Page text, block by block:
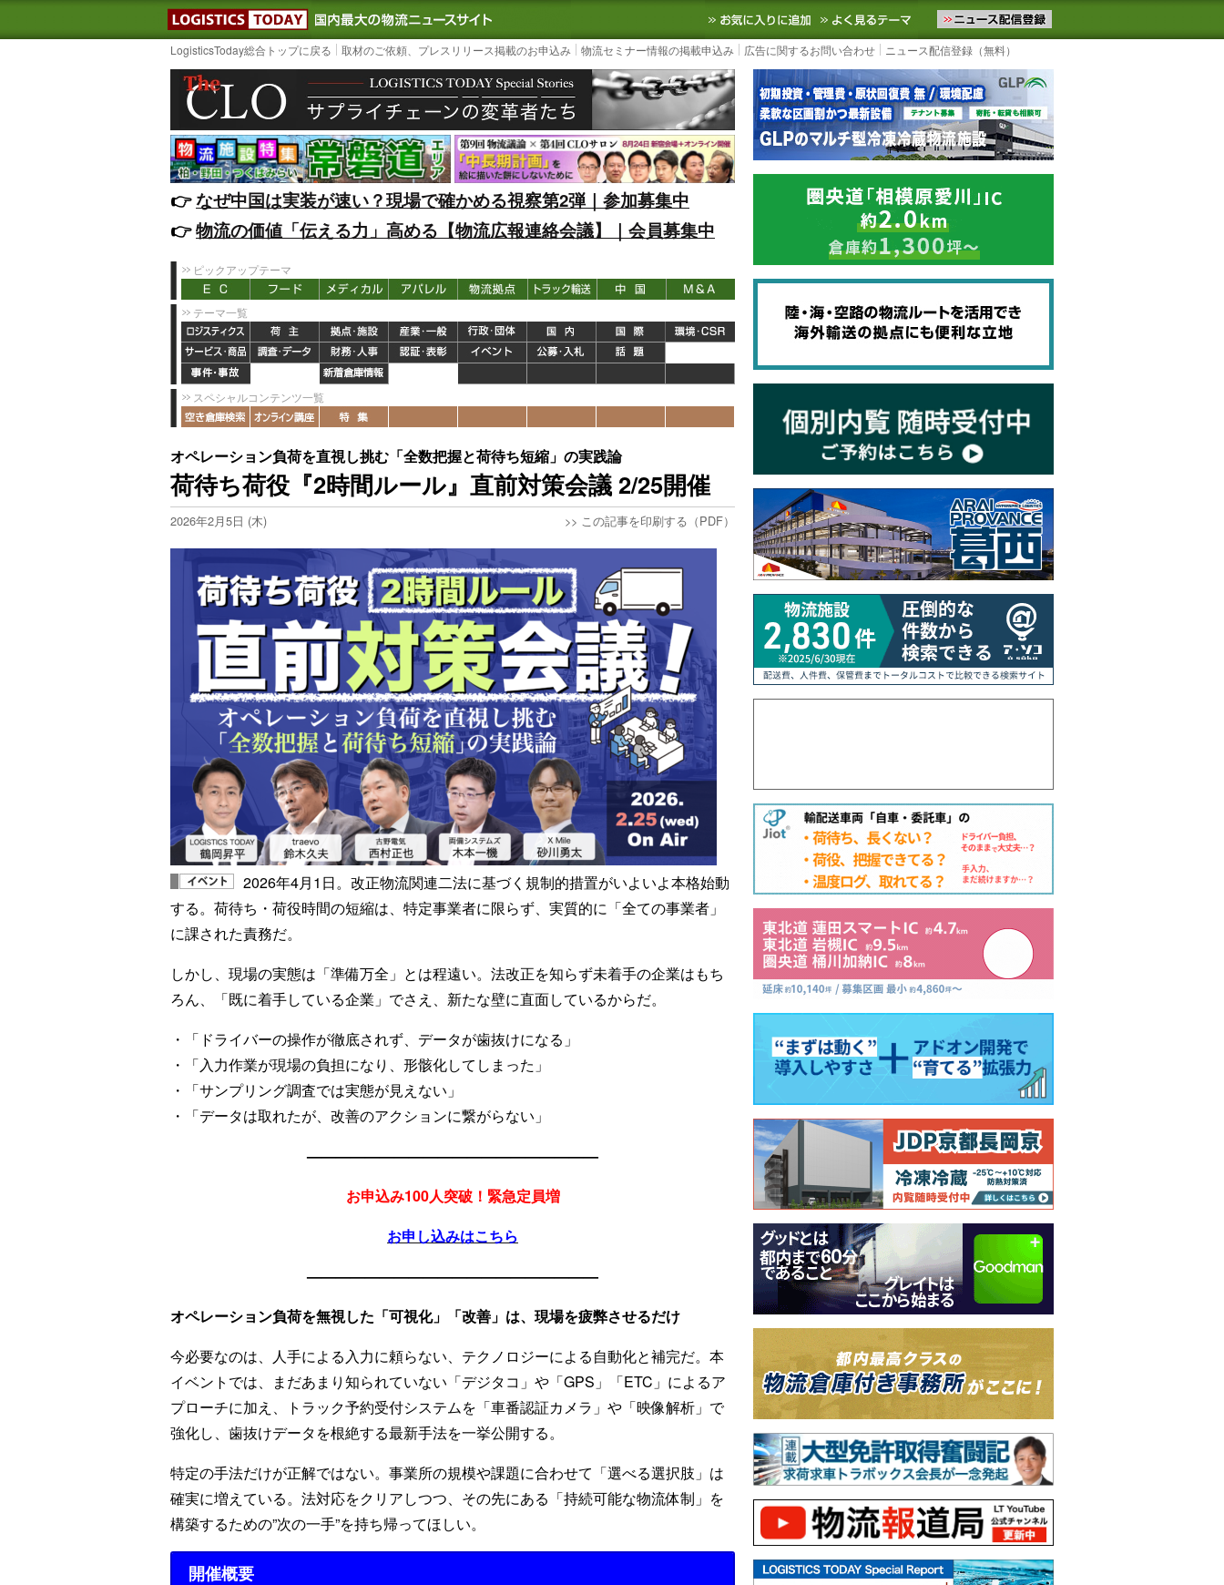
LOGISTICS TODAY｜国内最大の物流ニュースサイト3PL, SCMなど国内外の最新の物流ニュースをお届けします。物流ニュースメール配信を登録す
お気に入りに追加 よく見るテーマ
LogisticsToday総合トップに戻る 取材のご依頼、プレスリリース掲載のお申込み 物流セミナー情報の掲載申込み 広告に関するお問い合わせ ニュース配信登録（無料）
👉️なぜ中国は実装が速い？現場で確かめる視察第2弾｜参加募集中
👉️物流の価値「伝える力」高める【物流広報連絡会議】｜会員募集中
ピックアップテーマ
テーマ一覧
スペシャルコンテンツ一覧
オペレーション負荷を直視し挑む「全数把握と荷待ち短縮」の実践論
荷待ち荷役『2時間ルール』直前対策会議 2/25開催
2026年2月5日 (木) >> この記事を印刷する（PDF）
2026年4月1日。改正物流関連二法に基づく規制的措置がいよいよ本格始動
する。荷待ち・荷役時間の短縮は、特定事業者に限らず、実質的に「全ての事業者」
に課された責務だ。
しかし、現場の実態は「準備万全」とは程遠い。法改正を知らず未着手の企業はもち
ろん、「既に着手している企業」でさえ、新たな壁に直面しているからだ。
・「ドライバーの操作が徹底されず、データが歯抜けになる」
・「入力作業が現場の負担になり、形骸化してしまった」
・「サンプリング調査では実態が見えない」
・「データは取れたが、改善のアクションに繋がらない」
————————————————————
お申込み100人突破！緊急定員増
お申し込みはこちら
————————————————————
オペレーション負荷を無視した「可視化」「改善」は、現場を疲弊させるだけ
今必要なのは、人手による入力に頼らない、テクノロジーによる自動化と補完だ。本
イベントでは、まだあまり知られていない「デジタコ」や「GPS」「ETC」によるア
プローチに加え、トラック予約受付システムを「車番認証カメラ」や「映像解析」で
強化し、歯抜けデータを根絶する最新手法を一挙公開する。
特定の手法だけが正解ではない。事業所の規模や課題に合わせて「選べる選択肢」は
確実に増えている。法対応をクリアしつつ、その先にある「持続可能な物流体制」を
構築するための”次の一手”を持ち帰ってほしい。
開催概要